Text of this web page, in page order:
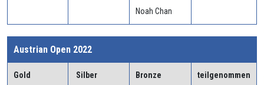
Noah Chan
Austrian Open 2022
Gold Silber Bronze teilgenommen